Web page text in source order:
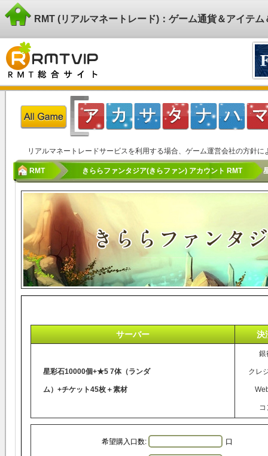
RMT (リアルマネートレード)：ゲーム通貨＆アイテ
リアルマネートレードサービスを利用する場合、ゲーム運営会社の方針
RMT きららファンタジア(きらファン) アカウント RMT
サーバー 決
星彩石10000個+★5 7体（ランダ
ム）+チケット45枚＋素材
銀
クレ
コ
希望購入口数: 口